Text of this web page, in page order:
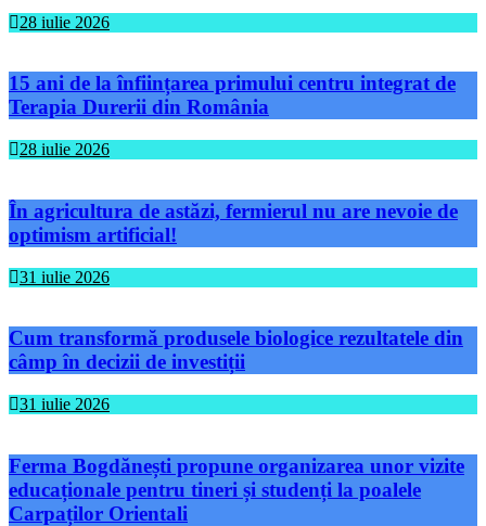
28 iulie 2026
15 ani de la înființarea primului centru integrat de
Terapia Durerii din România
28 iulie 2026
În agricultura de astăzi, fermierul nu are nevoie de
optimism artificial!
31 iulie 2026
Cum transformă produsele biologice rezultatele din
câmp în decizii de investiții
31 iulie 2026
Ferma Bogdănești propune organizarea unor vizite
educaționale pentru tineri și studenți la poalele
Carpaților Orientali